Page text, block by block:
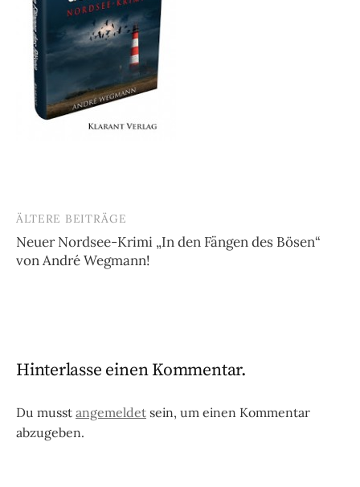
Beitragsnavigation
ÄLTERE BEITRÄGE
Neuer Nordsee-Krimi „In den Fängen des Bösen“
von André Wegmann!
Hinterlasse einen Kommentar.
Du musst angemeldet sein, um einen Kommentar
abzugeben.